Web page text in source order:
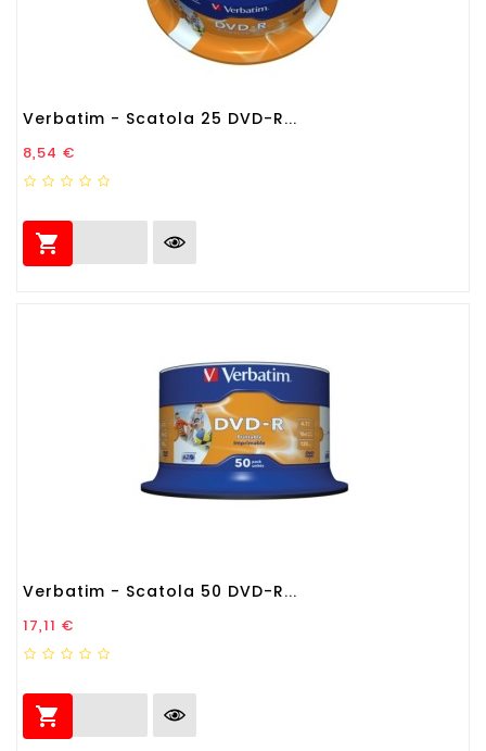
Verbatim - Scatola 25 DVD-R...
Prezzo
8,54 €

Verbatim - Scatola 50 DVD-R...
Prezzo
17,11 €
